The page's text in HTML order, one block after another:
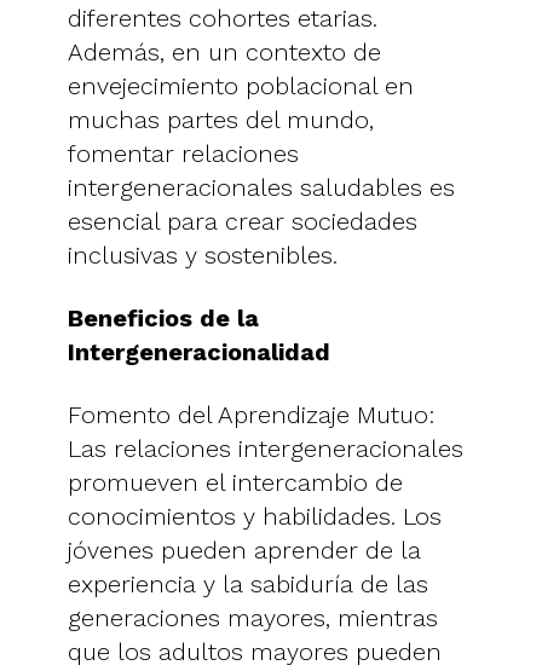
diferentes cohortes etarias.
Además, en un contexto de
envejecimiento poblacional en
muchas partes del mundo,
fomentar relaciones
intergeneracionales saludables es
esencial para crear sociedades
inclusivas y sostenibles.
Beneficios de la
Intergeneracionalidad
Fomento del Aprendizaje Mutuo:
Las relaciones intergeneracionales
promueven el intercambio de
conocimientos y habilidades. Los
jóvenes pueden aprender de la
experiencia y la sabiduría de las
generaciones mayores, mientras
que los adultos mayores pueden